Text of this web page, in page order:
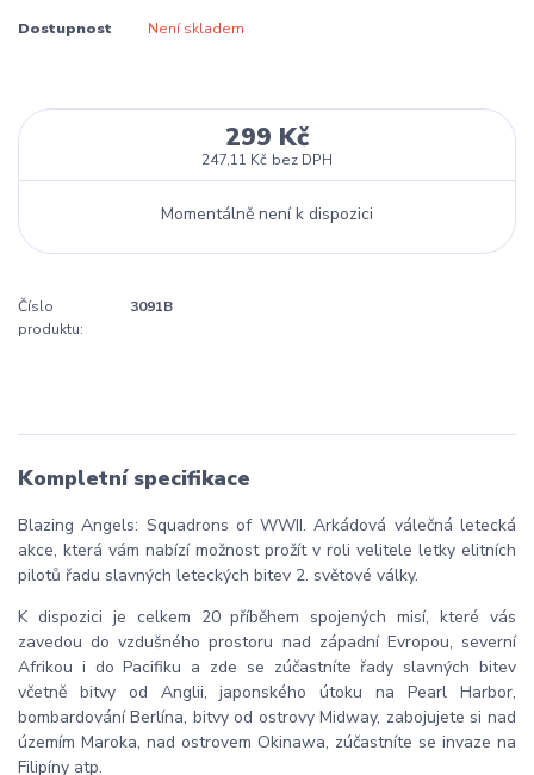
Dostupnost Není skladem
299 Kč
247,11 Kč bez DPH
Momentálně není k dispozici
Číslo
produktu:
3091B
Kompletní specifikace
Blazing Angels: Squadrons of WWII. Arkádová válečná letecká
akce, která vám nabízí možnost prožít v roli velitele letky elitních
pilotů řadu slavných leteckých bitev 2. světové války.
K dispozici je celkem 20 příběhem spojených misí, které vás
zavedou do vzdušného prostoru nad západní Evropou, severní
Afrikou i do Pacifiku a zde se zúčastníte řady slavných bitev
včetně bitvy od Anglii, japonského útoku na Pearl Harbor,
bombardování Berlína, bitvy od ostrovy Midway, zabojujete si nad
územím Maroka, nad ostrovem Okinawa, zúčastníte se invaze na
Filipíny atp.